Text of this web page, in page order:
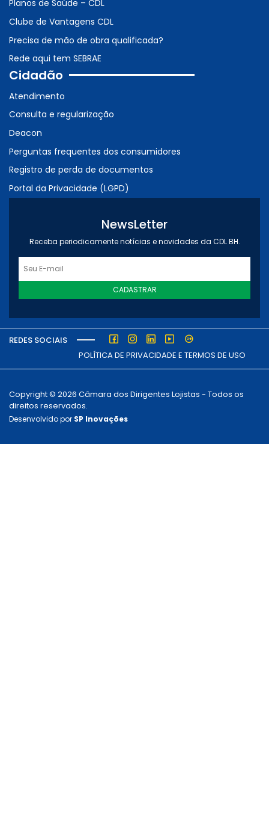
Planos de Saúde – CDL
Clube de Vantagens CDL
Precisa de mão de obra qualificada?
Rede aqui tem SEBRAE
Cidadão
Atendimento
Consulta e regularização
Deacon
Perguntas frequentes dos consumidores
Registro de perda de documentos
Portal da Privacidade (LGPD)
NewsLetter
Receba periodicamente notícias e novidades da CDL BH.
CADASTRAR
REDES SOCIAIS
POLÍTICA DE PRIVACIDADE E TERMOS DE USO
Copyright © 2026 Câmara dos Dirigentes Lojistas - Todos os
direitos reservados.
Desenvolvido por SP Inovações